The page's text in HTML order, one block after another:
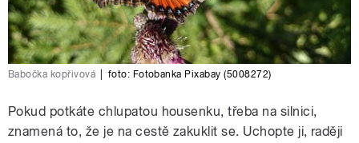
Babočka kopřivová foto: Fotobanka Pixabay (5008272)
Pokud potkáte chlupatou housenku, třeba na silnici,
znamená to, že je na cestě zakuklit se. Uchopte ji, raději